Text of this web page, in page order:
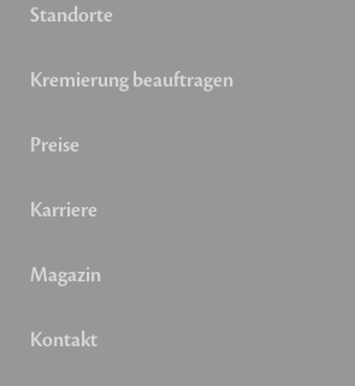
Standorte
Kremierung beauftragen
Preise
Karriere
Magazin
Kontakt